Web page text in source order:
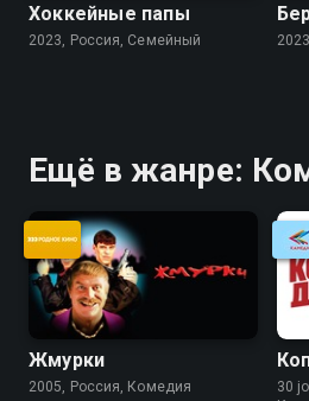
Хоккейные папы
2023, Россия, Cемейный
Ещё в жанре:
Жмурки
2005, Россия, Комедия
30